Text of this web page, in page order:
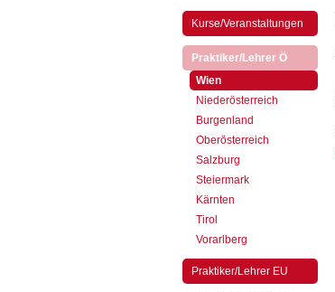
Kurse/Veranstaltungen
Praktiker/Lehrer Ö(aktiv)
Wien(aktiv)
Niederösterreich
Burgenland
Oberösterreich
Salzburg
Steiermark
Kärnten
Tirol
Vorarlberg
Praktiker/Lehrer EU